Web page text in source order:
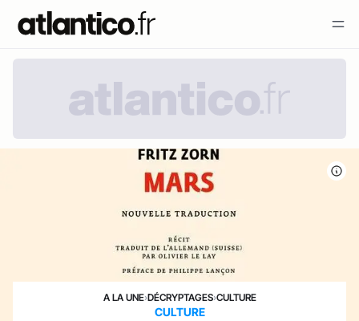
A LA UNE›DÉCRYPTAGES›CULTURE
CULTURE